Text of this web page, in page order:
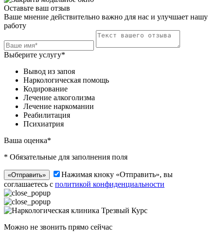
Оставьте ваш отзыв
Ваше мнение действительно важно для нас и улучшает нашу
работу
Выберите услугу*
Вывод из запоя
Наркологическая помощь
Кодирование
Лечение алкоголизма
Лечение наркомании
Реабилитация
Психиатрия
Ваша оценка*
* Обязательные для заполнения поля
«Отправить»
Нажимая кноку «Отправить», вы
соглашаетесь с политикой конфиденциальности
Можно не звонить прямо сейчас